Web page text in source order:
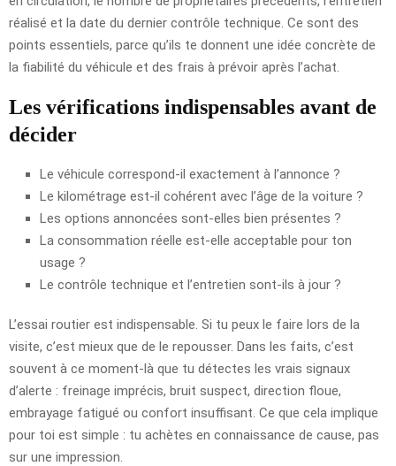
réalisé et la date du dernier contrôle technique. Ce sont des
points essentiels, parce qu’ils te donnent une idée concrète de
la fiabilité du véhicule et des frais à prévoir après l’achat.
Les vérifications indispensables avant de
décider
Le véhicule correspond-il exactement à l’annonce ?
Le kilométrage est-il cohérent avec l’âge de la voiture ?
Les options annoncées sont-elles bien présentes ?
La consommation réelle est-elle acceptable pour ton
usage ?
Le contrôle technique et l’entretien sont-ils à jour ?
L’essai routier est indispensable. Si tu peux le faire lors de la
visite, c’est mieux que de le repousser. Dans les faits, c’est
souvent à ce moment-là que tu détectes les vrais signaux
d’alerte : freinage imprécis, bruit suspect, direction floue,
embrayage fatigué ou confort insuffisant. Ce que cela implique
pour toi est simple : tu achètes en connaissance de cause, pas
sur une impression.